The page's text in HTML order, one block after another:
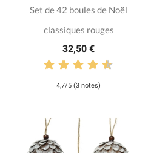
Set de 42 boules de Noël
classiques rouges
32,50 €
4,7/5 (3 notes)